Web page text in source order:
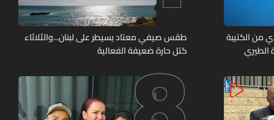
من الكتيبة
الطيري
طقس صيفي معتاد يسيطر على لبنان...والثلاثاء
كتل حارة ضعيفة الفعالية